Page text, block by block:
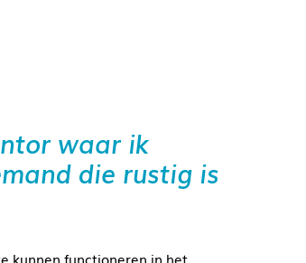
waar ik
die rustig is
kunnen functioneren in het